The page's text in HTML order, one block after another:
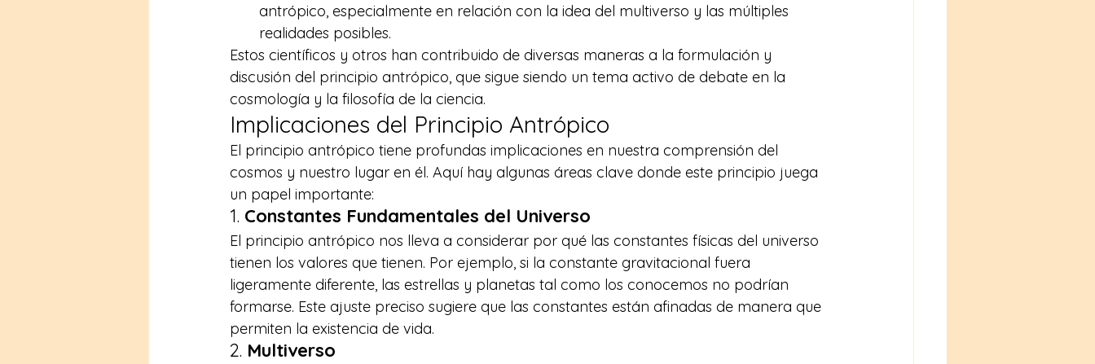
antrópico, especialmente en relación con la idea del multiverso y las múltiples
realidades posibles.
Estos científicos y otros han contribuido de diversas maneras a la formulación y
discusión del principio antrópico, que sigue siendo un tema activo de debate en la
cosmología y la filosofía de la ciencia.
Implicaciones del Principio Antrópico
El principio antrópico tiene profundas implicaciones en nuestra comprensión del
cosmos y nuestro lugar en él. Aquí hay algunas áreas clave donde este principio juega
un papel importante:
1. Constantes Fundamentales del Universo
El principio antrópico nos lleva a considerar por qué las constantes físicas del universo
tienen los valores que tienen. Por ejemplo, si la constante gravitacional fuera
ligeramente diferente, las estrellas y planetas tal como los conocemos no podrían
formarse. Este ajuste preciso sugiere que las constantes están afinadas de manera que
permiten la existencia de vida.
2. Multiverso